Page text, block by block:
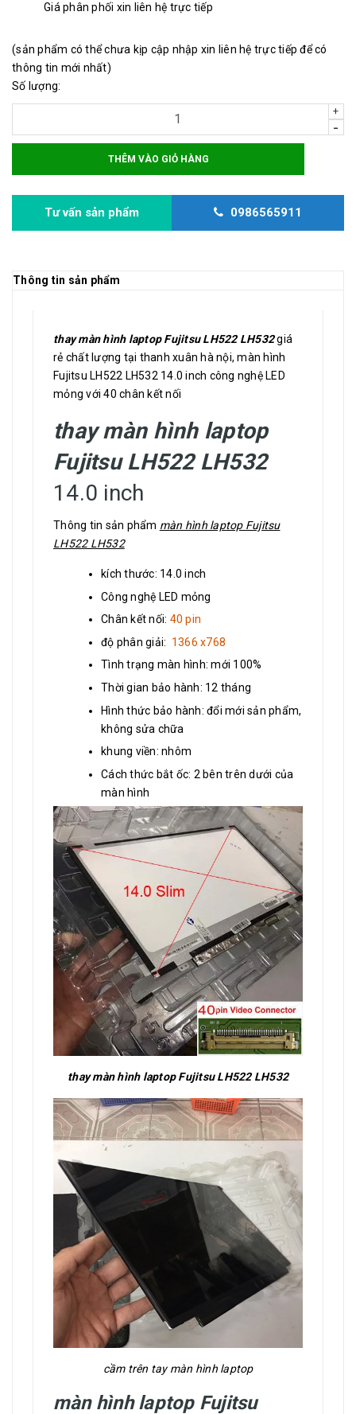
Giá phân phối xin liên hệ trực tiếp
(sản phẩm có thể chưa kịp cập nhập xin liên hệ trực tiếp để có
thông tin mới nhất)
Số lượng:
+
-
THÊM VÀO GIỎ HÀNG
Tư vấn sản phẩm 0986565911
Thông tin sản phẩm
thay màn hình laptop Fujitsu LH522 LH532giá
rẻ chất lượng tại thanh xuân hà nội, màn hình
Fujitsu LH522 LH532 14.0 inch công nghệ LED
mỏng với 40 chân kết nối
thay màn hình laptop
Fujitsu LH522 LH532
14.0 inch
Thông tin sản phẩm màn hình laptop Fujitsu
LH522 LH532
kích thước: 14.0 inch
Công nghệ LED mỏng
Chân kết nối: 40 pin
độ phân giải: 1366 x768
Tình trạng màn hình: mới 100%
Thời gian bảo hành: 12 tháng
Hình thức bảo hành: đổi mới sản phẩm,
không sửa chữa
khung viền: nhôm
Cách thức bắt ốc: 2 bên trên dưới của
màn hình
thay màn hình laptop Fujitsu LH522 LH532
cầm trên tay màn hình laptop
màn hình laptop Fujitsu